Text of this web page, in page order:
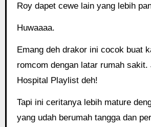
Roy dapet cewe lain yang lebih
Huwaaaa.
Emang deh drakor ini cocok buat
romcom dengan latar rumah sakit.
Hospital Playlist deh!
Tapi ini ceritanya lebih mature
yang udah berumah tangga dan